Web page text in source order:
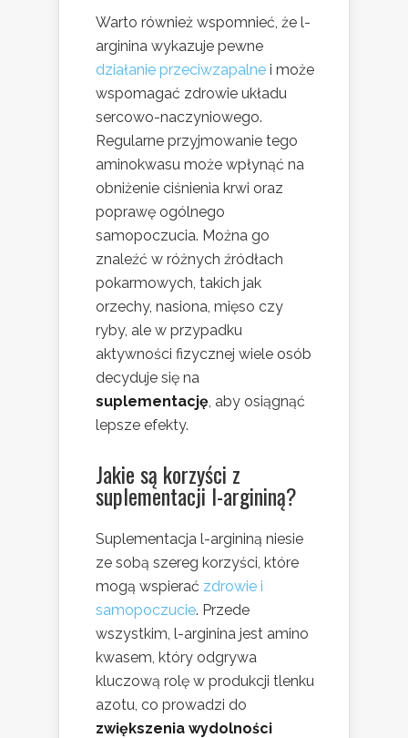
Warto również wspomnieć, że l-
arginina wykazuje pewne
działanie przeciwzapalne i może
wspomagać zdrowie układu
sercowo-naczyniowego.
Regularne przyjmowanie tego
aminokwasu może wpłynąć na
obniżenie ciśnienia krwi oraz
poprawę ogólnego
samopoczucia. Można go
znaleźć w różnych źródłach
pokarmowych, takich jak
orzechy, nasiona, mięso czy
ryby, ale w przypadku
aktywności fizycznej wiele osób
decyduje się na
suplementację, aby osiągnąć
lepsze efekty.
Jakie są korzyści z
suplementacji l-argininą?
Suplementacja l-argininą niesie
ze sobą szereg korzyści, które
mogą wspierać zdrowie i
samopoczucie. Przede
wszystkim, l-arginina jest amino
kwasem, który odgrywa
kluczową rolę w produkcji tlenku
azotu, co prowadzi do
zwiększenia wydolności